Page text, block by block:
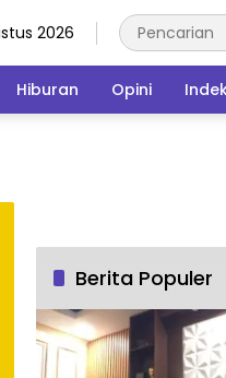
2026
Hiburan Opini
Berita Populer